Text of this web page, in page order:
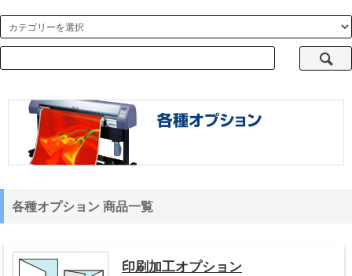
各種オプション 商品一覧
印刷加工オプション